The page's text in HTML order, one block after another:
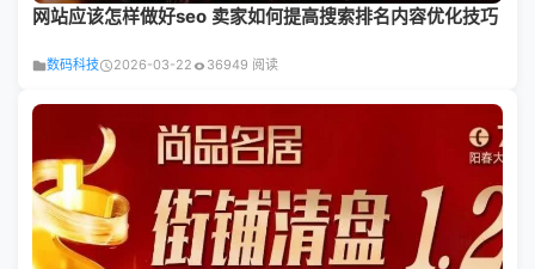
网站应该怎样做好seo 卖家如何提高搜索排名内容优化技巧
数码科技 2026-03-22 36949 阅读